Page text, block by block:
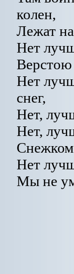
колен,
Лежат
Нет
Верстою
Нет
снег,
Нет,
Нет,
Нет
Мы не